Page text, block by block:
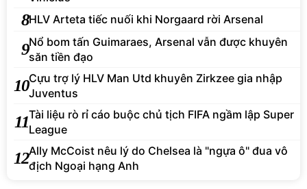
8HLV Arteta tiếc nuối khi Norgaard rời Arsenal
9Nổ bom tấn Guimaraes, Arsenal vẫn được khuyên
săn tiền đạo
10Cựu trợ lý HLV Man Utd khuyên Zirkzee gia nhập
Juventus
11Tài liệu rò rỉ cáo buộc chủ tịch FIFA ngầm lập Super
League
12Ally McCoist nêu lý do Chelsea là "ngựa ô" đua vô
địch Ngoại hạng Anh